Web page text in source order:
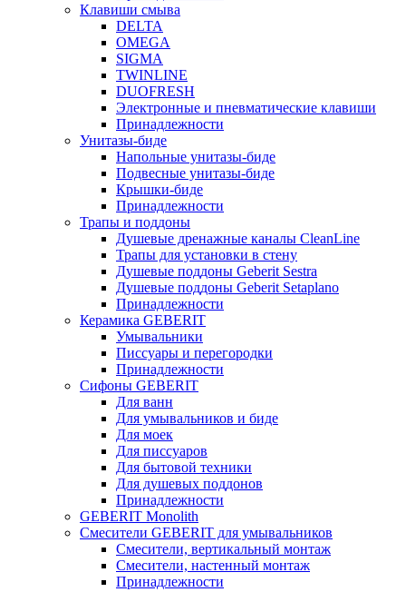
Клавиши смыва
DELTA
OMEGA
SIGMA
TWINLINE
DUOFRESH
Электронные и пневматические клавиши
Принадлежности
Унитазы-биде
Напольные унитазы-биде
Подвесные унитазы-биде
Крышки-биде
Принадлежности
Трапы и поддоны
Душевые дренажные каналы CleanLine
Трапы для установки в стену
Душевые поддоны Geberit Sestra
Душевые поддоны Geberit Setaplano
Принадлежности
Керамика GEBERIT
Умывальники
Писсуары и перегородки
Принадлежности
Сифоны GEBERIT
Для ванн
Для умывальников и биде
Для моек
Для писсуаров
Для бытовой техники
Для душевых поддонов
Принадлежности
GEBERIT Monolith
Смесители GEBERIT для умывальников
Смесители, вертикальный монтаж
Смесители, настенный монтаж
Принадлежности